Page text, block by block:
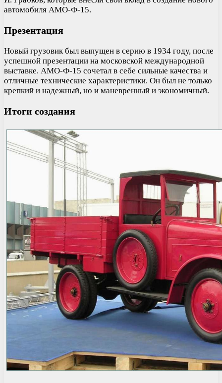
автомобиля АМО-Ф-15.
Презентация
Новый грузовик был выпущен в серию в 1934 году, после
успешной презентации на московской международной
выставке. АМО-Ф-15 сочетал в себе сильные качества и
отличные технические характеристики. Он был не только
крепкий и надежный, но и маневренный и экономичный.
Итоги создания